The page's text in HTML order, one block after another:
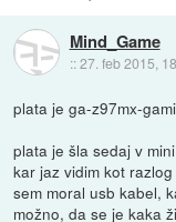
Mind_Game
::27. feb 2015,
plata je ga-z97mx-
plata je šla sedaj v
kar jaz vidim kot
sem moral usb kabel,
možno, da se je kaka